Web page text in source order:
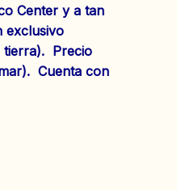
Center y a tan
exclusivo
tierra). Precio
Cuenta con